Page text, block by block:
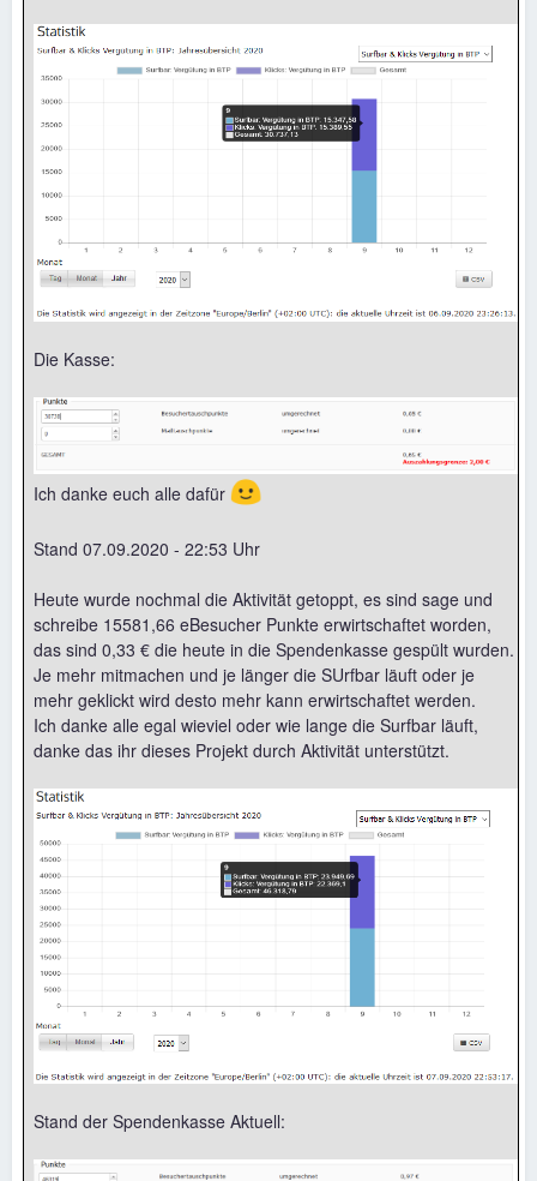
Die Kasse:
Ich danke euch alle dafür 🙂
Stand 07.09.2020 - 22:53 Uhr
Heute wurde nochmal die Aktivität getoppt, es sind sage und
schreibe 15581,66 eBesucher Punkte erwirtschaftet worden,
das sind 0,33 € die heute in die Spendenkasse gespült wurden.
Je mehr mitmachen und je länger die SUrfbar läuft oder je
mehr geklickt wird desto mehr kann erwirtschaftet werden.
Ich danke alle egal wieviel oder wie lange die Surfbar läuft,
danke das ihr dieses Projekt durch Aktivität unterstützt.
Stand der Spendenkasse Aktuell: